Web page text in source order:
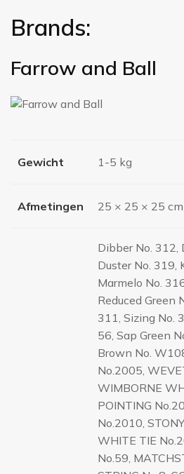
Brands:
Farrow and Ball
Gewicht 1-5 kg
Afmetingen 25 × 25 × 25 cm
Dibber No. 312,
Duster No. 319,
Marmelo No.
Reduced Green
311, Sizing No.
56, Sap Green
Brown No.
No.2005,
WIMBORNE
POINTING
No.2010,
WHITE TIE
No.59,